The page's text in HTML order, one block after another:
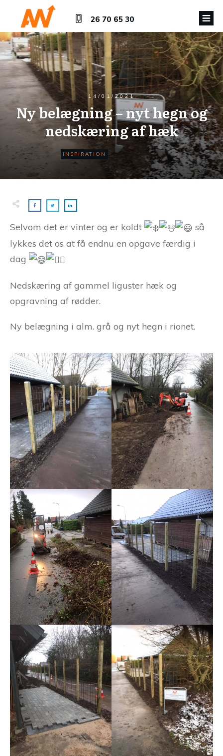
26 70 65 30
14/01/2021
Ny belægning – nyt hegn og
nedskæring af hæk
INSPIRATION
Selvom det er vinter og er koldt
så
lykkes det os at få endnu en opgave færdig i
dag
Nedskæring af gammel liguster hæk og
opgravning af rødder.
Ny belægning i alm. grå og nyt hegn i rionet.